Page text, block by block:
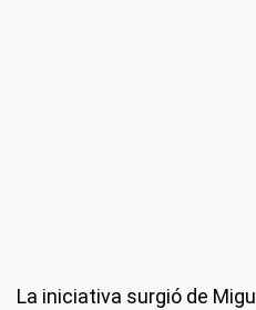
La iniciativa surgió de